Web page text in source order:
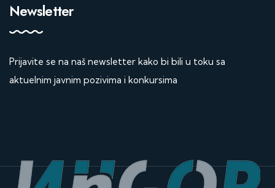
Newsletter
Prijavite se na naš newsletter kako bi bili u toku sa
aktuelnim javnim pozivima i konkursima